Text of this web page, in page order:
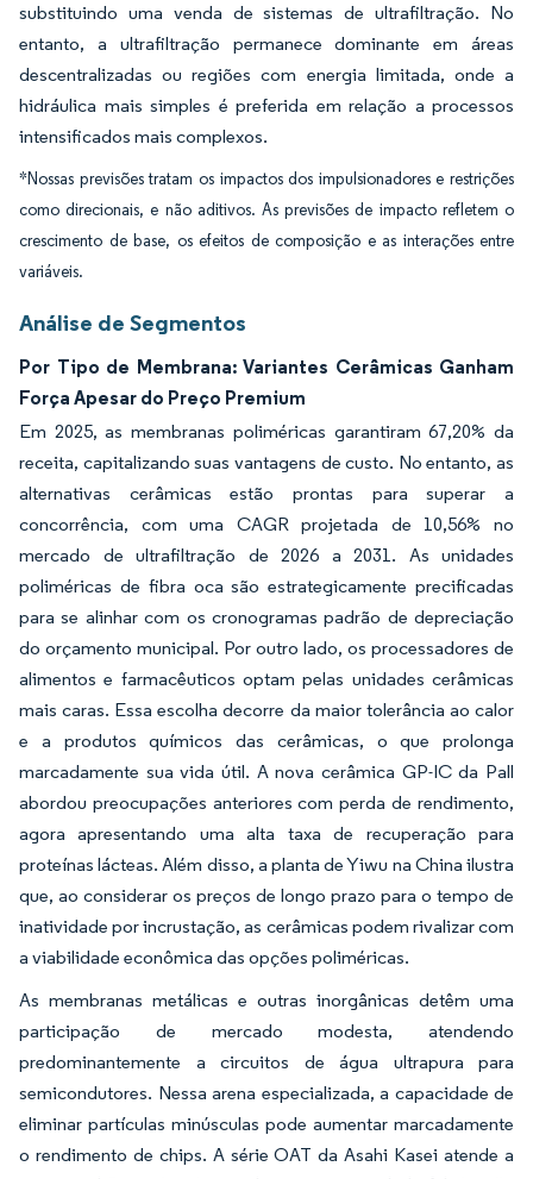
substituindo uma venda de sistemas de ultrafiltração. No
entanto, a ultrafiltração permanece dominante em áreas
descentralizadas ou regiões com energia limitada, onde a
hidráulica mais simples é preferida em relação a processos
intensificados mais complexos.
*Nossas previsões tratam os impactos dos impulsionadores e restrições
como direcionais, e não aditivos. As previsões de impacto refletem o
crescimento de base, os efeitos de composição e as interações entre
variáveis.
Análise de Segmentos
Por Tipo de Membrana: Variantes Cerâmicas Ganham
Força Apesar do Preço Premium
Em 2025, as membranas poliméricas garantiram 67,20% da
receita, capitalizando suas vantagens de custo. No entanto, as
alternativas cerâmicas estão prontas para superar a
concorrência, com uma CAGR projetada de 10,56% no
mercado de ultrafiltração de 2026 a 2031. As unidades
poliméricas de fibra oca são estrategicamente precificadas
para se alinhar com os cronogramas padrão de depreciação
do orçamento municipal. Por outro lado, os processadores de
alimentos e farmacêuticos optam pelas unidades cerâmicas
mais caras. Essa escolha decorre da maior tolerância ao calor
e a produtos químicos das cerâmicas, o que prolonga
marcadamente sua vida útil. A nova cerâmica GP-IC da Pall
abordou preocupações anteriores com perda de rendimento,
agora apresentando uma alta taxa de recuperação para
proteínas lácteas. Além disso, a planta de Yiwu na China ilustra
que, ao considerar os preços de longo prazo para o tempo de
inatividade por incrustação, as cerâmicas podem rivalizar com
a viabilidade econômica das opções poliméricas.
As membranas metálicas e outras inorgânicas detêm uma
participação de mercado modesta, atendendo
predominantemente a circuitos de água ultrapura para
semicondutores. Nessa arena especializada, a capacidade de
eliminar partículas minúsculas pode aumentar marcadamente
o rendimento de chips. A série OAT da Asahi Kasei atende a